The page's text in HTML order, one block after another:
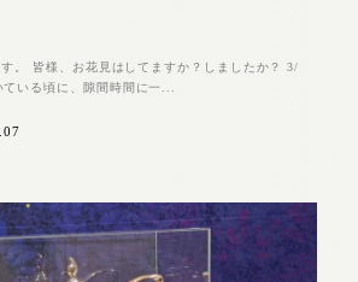
。 皆様、お花見はしてますか？しましたか？ 3/
いる頃に、隙間時間に一...